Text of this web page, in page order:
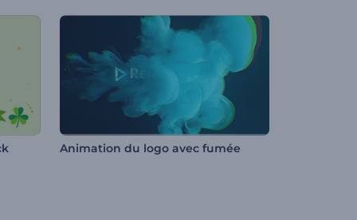
Animation du logo avec fumée